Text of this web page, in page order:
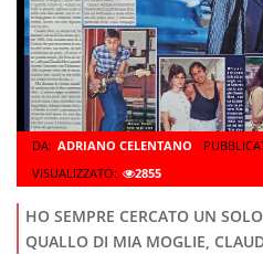
DA: ADRIANO CELENTANO
VISUALIZZATO:
2855
HO SEMPRE CERCATO UN
QUALLO DI MIA MOGLIE,